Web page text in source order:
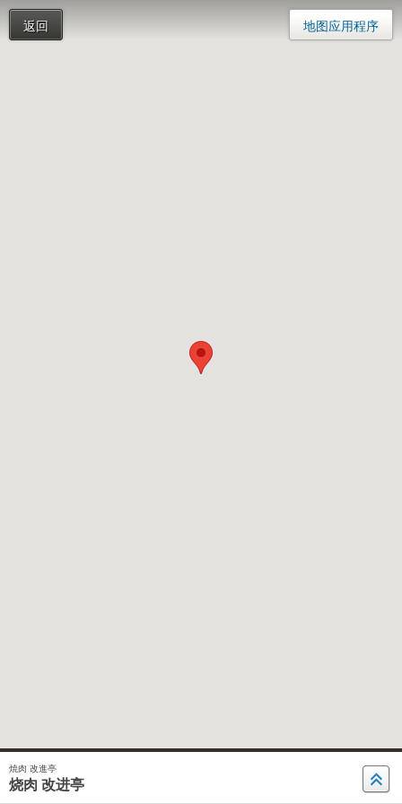
返回 地图应用程序
焼肉 改進亭
烧肉 改进亭